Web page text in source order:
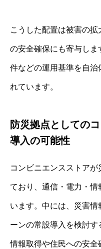
こうした配置は被害の
の安全確保にも寄与し
件などの運用基準を自治
れています。
防災拠点としての
導入の可能性
コンビニエンスストア
ており、通信・電力・情
います。中には、災害情
ーンの常設導入を検討
情報取得や住民への安